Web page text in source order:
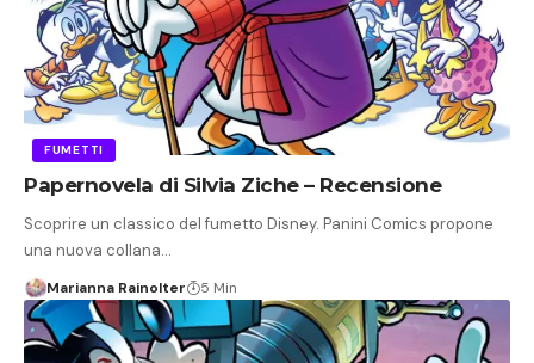
FUMETTI
Papernovela di Silvia Ziche – Recensione
Scoprire un classico del fumetto Disney. Panini Comics propone
una nuova collana…
Marianna Rainolter 5 Min